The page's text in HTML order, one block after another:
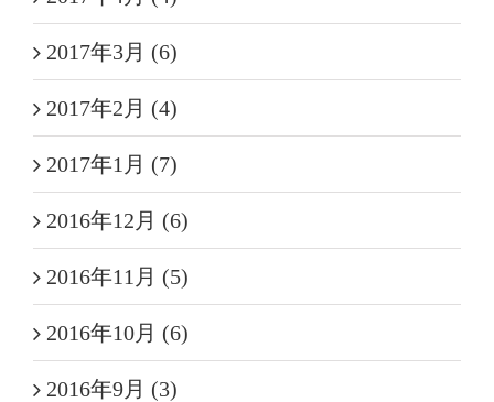
2017年3月 (6)
2017年2月 (4)
2017年1月 (7)
2016年12月 (6)
2016年11月 (5)
2016年10月 (6)
2016年9月 (3)